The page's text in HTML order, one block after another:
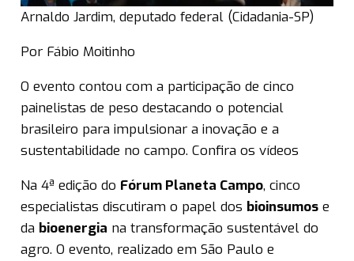
Arnaldo Jardim, deputado federal (Cidadania-SP)
Por Fábio Moitinho
O evento contou com a participação de cinco
painelistas de peso destacando o potencial
brasileiro para impulsionar a inovação e a
sustentabilidade no campo. Confira os vídeos
Na 4ª edição do Fórum Planeta Campo, cinco
especialistas discutiram o papel dos bioinsumos e
da bioenergia na transformação sustentável do
agro. O evento, realizado em São Paulo e